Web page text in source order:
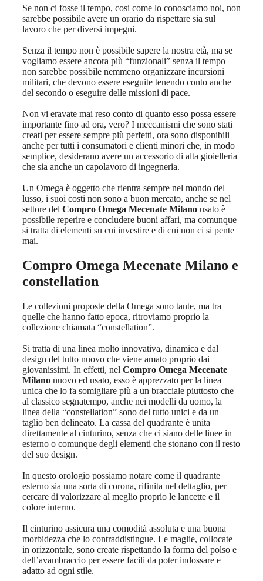
Se non ci fosse il tempo, cosi come lo conosciamo noi, non
sarebbe possibile avere un orario da rispettare sia sul
lavoro che per diversi impegni.
Senza il tempo non è possibile sapere la nostra età, ma se
vogliamo essere ancora più “funzionali” senza il tempo
non sarebbe possibile nemmeno organizzare incursioni
militari, che devono essere eseguite tenendo conto anche
del secondo o eseguire delle missioni di pace.
Non vi eravate mai reso conto di quanto esso possa essere
importante fino ad ora, vero? I meccanismi che sono stati
creati per essere sempre più perfetti, ora sono disponibili
anche per tutti i consumatori e clienti minori che, in modo
semplice, desiderano avere un accessorio di alta gioielleria
che sia anche un capolavoro di ingegneria.
Un Omega è oggetto che rientra sempre nel mondo del
lusso, i suoi costi non sono a buon mercato, anche se nel
settore del Compro Omega Mecenate Milano usato è
possibile reperire e concludere buoni affari, ma comunque
si tratta di elementi su cui investire e di cui non ci si pente
mai.
Compro Omega Mecenate Milano e
constellation
Le collezioni proposte della Omega sono tante, ma tra
quelle che hanno fatto epoca, ritroviamo proprio la
collezione chiamata “constellation”.
Si tratta di una linea molto innovativa, dinamica e dal
design del tutto nuovo che viene amato proprio dai
giovanissimi. In effetti, nel Compro Omega Mecenate
Milano nuovo ed usato, esso è apprezzato per la linea
unica che lo fa somigliare più a un bracciale piuttosto che
al classico segnatempo, anche nei modelli da uomo, la
linea della “constellation” sono del tutto unici e da un
taglio ben delineato. La cassa del quadrante è unita
direttamente al cinturino, senza che ci siano delle linee in
esterno o comunque degli elementi che stonano con il resto
del suo design.
In questo orologio possiamo notare come il quadrante
esterno sia una sorta di corona, rifinita nel dettaglio, per
cercare di valorizzare al meglio proprio le lancette e il
colore interno.
Il cinturino assicura una comodità assoluta e una buona
morbidezza che lo contraddistingue. Le maglie, collocate
in orizzontale, sono create rispettando la forma del polso e
dell’avambraccio per essere facili da poter indossare e
adatto ad ogni stile.